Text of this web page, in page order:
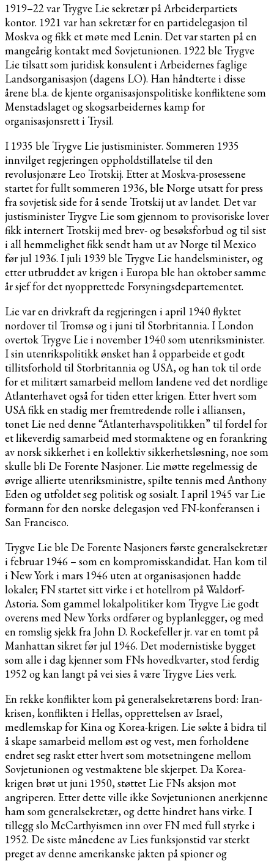
1919–22 var Trygve Lie sekretær på Arbeiderpartiets
kontor. 1921 var han sekretær for en partidelegasjon til
Moskva og fikk et møte med Lenin. Det var starten på en
mangeårig kontakt med Sovjetunionen. 1922 ble Trygve
Lie tilsatt som juridisk konsulent i Arbeidernes faglige
Landsorganisasjon (dagens LO). Han håndterte i disse
årene bl.a. de kjente organisasjonspolitiske konfliktene som
Menstadslaget og skogsarbeidernes kamp for
organisasjonsrett i Trysil.
I 1935 ble Trygve Lie justisminister. Sommeren 1935
innvilget regjeringen oppholdstillatelse til den
revolusjonære Leo Trotskij. Etter at Moskva-prosessene
startet for fullt sommeren 1936, ble Norge utsatt for press
fra sovjetisk side for å sende Trotskij ut av landet. Det var
justisminister Trygve Lie som gjennom to provisoriske lover
fikk internert Trotskij med brev- og besøksforbud og til sist
i all hemmelighet fikk sendt ham ut av Norge til Mexico
før jul 1936. I juli 1939 ble Trygve Lie handelsminister, og
etter utbruddet av krigen i Europa ble han oktober samme
år sjef for det nyopprettede Forsyningsdepartementet.
Lie var en drivkraft da regjeringen i april 1940 flyktet
nordover til Tromsø og i juni til Storbritannia. I London
overtok Trygve Lie i november 1940 som utenriksminister.
I sin utenrikspolitikk ønsket han å opparbeide et godt
tillitsforhold til Storbritannia og USA, og han tok til orde
for et militært samarbeid mellom landene ved det nordlige
Atlanterhavet også for tiden etter krigen. Etter hvert som
USA fikk en stadig mer fremtredende rolle i alliansen,
tonet Lie ned denne “Atlanterhavspolitikken” til fordel for
et likeverdig samarbeid med stormaktene og en forankring
av norsk sikkerhet i en kollektiv sikkerhetsløsning, noe som
skulle bli De Forente Nasjoner. Lie møtte regelmessig de
øvrige allierte utenriksministre, spilte tennis med Anthony
Eden og utfoldet seg politisk og sosialt. I april 1945 var Lie
formann for den norske delegasjon ved FN-konferansen i
San Francisco.
Trygve Lie ble De Forente Nasjoners første generalsekretær
i februar 1946 – som en kompromisskandidat. Han kom til
i New York i mars 1946 uten at organisasjonen hadde
lokaler; FN startet sitt virke i et hotellrom på Waldorf-
Astoria. Som gammel lokalpolitiker kom Trygve Lie godt
overens med New Yorks ordfører og byplanlegger, og med
en romslig sjekk fra John D. Rockefeller jr. var en tomt på
Manhattan sikret før jul 1946. Det modernistiske bygget
som alle i dag kjenner som FNs hovedkvarter, stod ferdig
1952 og kan langt på vei sies å være Trygve Lies verk.
En rekke konflikter kom på generalsekretærens bord: Iran-
krisen, konflikten i Hellas, opprettelsen av Israel,
medlemskap for Kina og Korea-krigen. Lie søkte å bidra til
å skape samarbeid mellom øst og vest, men forholdene
endret seg raskt etter hvert som motsetningene mellom
Sovjetunionen og vestmaktene ble skjerpet. Da Korea-
krigen brøt ut juni 1950, støttet Lie FNs aksjon mot
angriperen. Etter dette ville ikke Sovjetunionen anerkjenne
ham som generalsekretær, og dette hindret hans virke. I
tillegg slo McCarthyismen inn over FN med full styrke i
1952. De siste månedene av Lies funksjonstid var sterkt
preget av denne amerikanske jakten på spioner og